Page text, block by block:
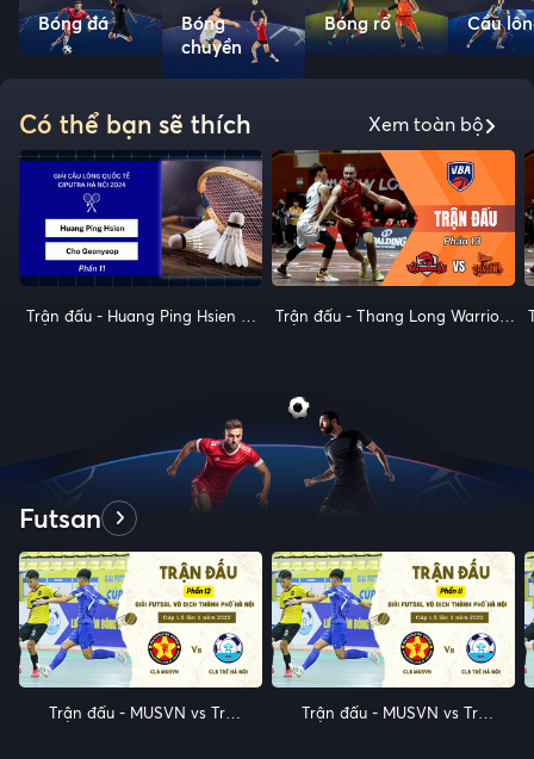
Bóng đá
Bóng
chuyền
Bóng rổ Cầu
Có thể bạn sẽ thích Xem toàn bộ
Trận đấu - Huang Ping Hsien vs
Trận đấu - Thang Long Warriors
Futsan
Trận đấu - MUSVN vs Trẻ
Trận đấu - MUSVN vs Trẻ